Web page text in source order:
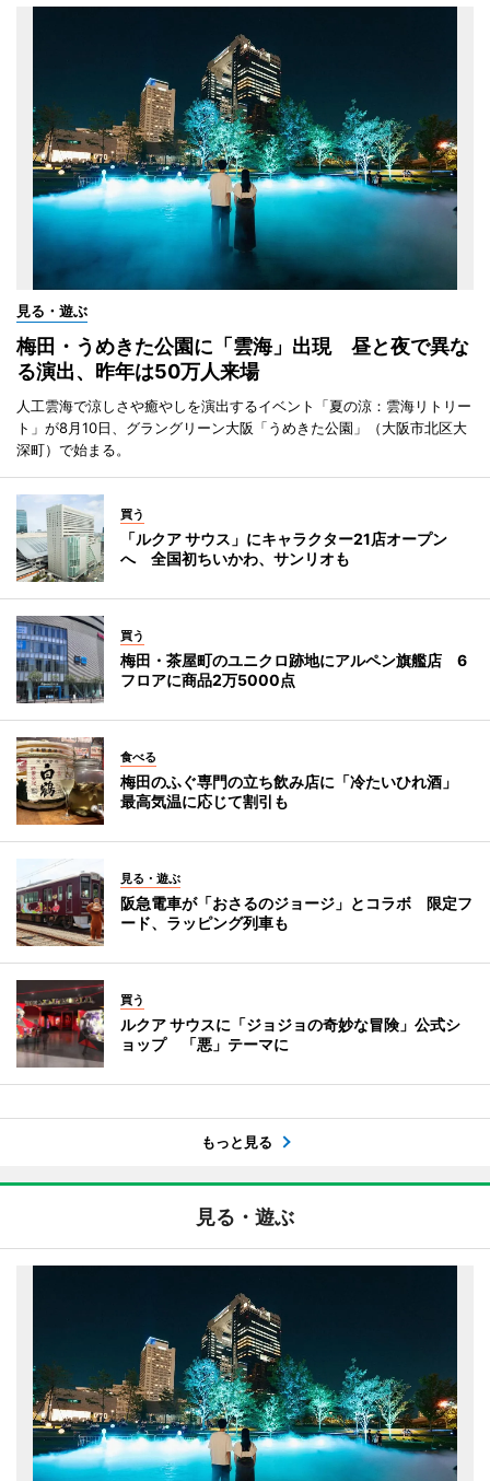
見る・遊ぶ
梅田・うめきた公園に「雲海」出現 昼と夜で異な
る演出、昨年は50万人来場
人工雲海で涼しさや癒やしを演出するイベント「夏の涼：雲海リトリー
ト」が8月10日、グラングリーン大阪「うめきた公園」（大阪市北区大
深町）で始まる。
買う
「ルクア サウス」にキャラクター21店オープン
へ 全国初ちいかわ、サンリオも
買う
梅田・茶屋町のユニクロ跡地にアルペン旗艦店 6
フロアに商品2万5000点
食べる
梅田のふぐ専門の立ち飲み店に「冷たいひれ酒」
最高気温に応じて割引も
見る・遊ぶ
阪急電車が「おさるのジョージ」とコラボ 限定フ
ード、ラッピング列車も
買う
ルクア サウスに「ジョジョの奇妙な冒険」公式シ
ョップ 「悪」テーマに
もっと見る
見る・遊ぶ